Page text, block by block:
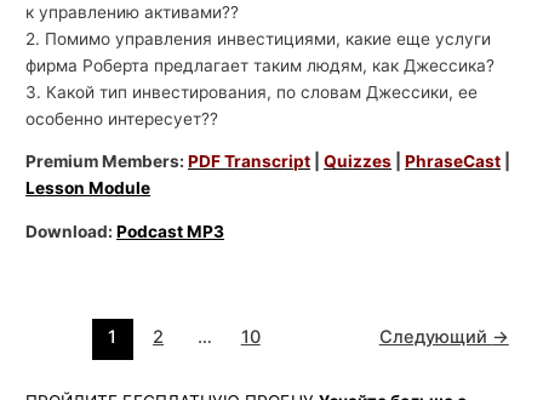
к управлению активами??
2. Помимо управления инвестициями, какие еще услуги
фирма Роберта предлагает таким людям, как Джессика?
3. Какой тип инвестирования, по словам Джессики, ее
особенно интересует??
Premium Members:PDF Transcript |Quizzes |PhraseCast
Lesson Module
Download:Podcast MP3
1 2 … 10 Следующий →